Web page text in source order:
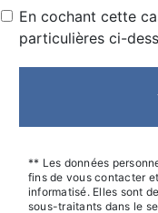
En cochant cette
particulières ci-
** Les données
fins de vous contacter
informatisé. Elles sont
sous-traitants dans le